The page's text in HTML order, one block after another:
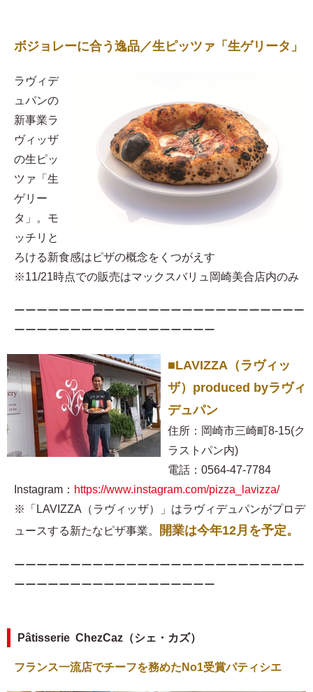
ボジョレーに合う逸品／生ピッツァ「生ゲリータ」
ラヴィデ
ュパンの
新事業ラ
ヴィッザ
の生ピッ
ツァ「生
ゲリー
タ」。モ
ッチリと
ろける新食感はピザの概念をくつがえす
※11/21時点での販売はマックスバリュ岡崎美合店内のみ
ーーーーーーーーーーーーーーーーーーーーーーーーーー
ーーーーーーーーーーーーーーーーーー
■LAVIZZA（ラヴィッ
ザ）produced byラヴィ
デュパン
住所：岡崎市三崎町8-15(ク
ラストパン内)
電話：0564-47-7784
Instagram： https://www.instagram.com/pizza_lavizza/
※「LAVIZZA（ラヴィッザ）」はラヴィデュパンがプロデ
ュースする新たなピザ事業。
開業は今年12月を予定。
ーーーーーーーーーーーーーーーーーーーーーーーーーー
ーーーーーーーーーーーーーーーーーー
Pâtisserie ChezCaz（シェ・カズ）
フランス一流店でチーフを務めたNo1受賞パティシエ